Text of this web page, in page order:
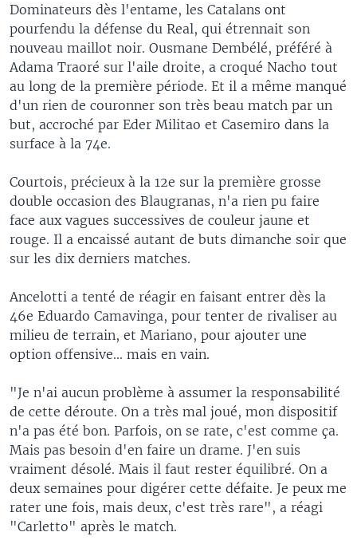
Dominateurs dès l'entame, les Catalans ont
pourfendu la défense du Real, qui étrennait son
nouveau maillot noir. Ousmane Dembélé, préféré à
Adama Traoré sur l'aile droite, a croqué Nacho tout
au long de la première période. Et il a même manqué
d'un rien de couronner son très beau match par un
but, accroché par Eder Militao et Casemiro dans la
surface à la 74e.
Courtois, précieux à la 12e sur la première grosse
double occasion des Blaugranas, n'a rien pu faire
face aux vagues successives de couleur jaune et
rouge. Il a encaissé autant de buts dimanche soir que
sur les dix derniers matches.
Ancelotti a tenté de réagir en faisant entrer dès la
46e Eduardo Camavinga, pour tenter de rivaliser au
milieu de terrain, et Mariano, pour ajouter une
option offensive... mais en vain.
"Je n'ai aucun problème à assumer la responsabilité
de cette déroute. On a très mal joué, mon dispositif
n'a pas été bon. Parfois, on se rate, c'est comme ça.
Mais pas besoin d'en faire un drame. J'en suis
vraiment désolé. Mais il faut rester équilibré. On a
deux semaines pour digérer cette défaite. Je peux me
rater une fois, mais deux, c'est très rare", a réagi
"Carletto" après le match.